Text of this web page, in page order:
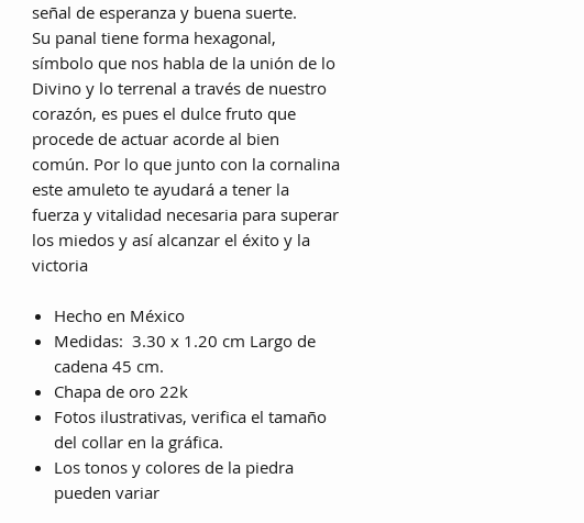
señal de esperanza y buena suerte.
Su panal tiene forma hexagonal,
símbolo que nos habla de la unión de lo
Divino y lo terrenal a través de nuestro
corazón, es pues el dulce fruto que
procede de actuar acorde al bien
común. Por lo que junto con la cornalina
este amuleto te ayudará a tener la
fuerza y vitalidad necesaria para superar
los miedos y así alcanzar el éxito y la
victoria
Hecho en México
Medidas: 3.30 x 1.20 cm Largo de
cadena 45 cm.
Chapa de oro 22k
Fotos ilustrativas, verifica el tamaño
del collar en la gráfica.
Los tonos y colores de la piedra
pueden variar